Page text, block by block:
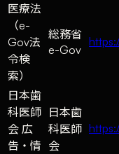
医療法
（e-
Gov法
令検
索）
総務省
e-Gov
日本歯
科医師
会 広
告・情
日本歯
科医師
会